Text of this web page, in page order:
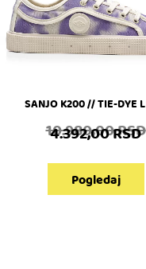
SANJO K200 // TIE-DYE
10.980,00RSD
4.392,00RSD
Pogledaj